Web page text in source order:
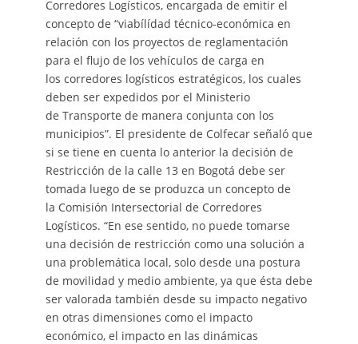
Corredores Logísticos, encargada de emitir el
concepto de “viabílídad técnico-económica en
relación con los proyectos de reglamentación
para el flujo de los vehículos de carga en
los corredores logísticos estratégicos, los cuales
deben ser expedidos por el Ministerio
de Transporte de manera conjunta con los
municipios”. El presidente de Colfecar señaló que
si se tiene en cuenta lo anterior la decisión de
Restricción de la calle 13 en Bogotá debe ser
tomada luego de se produzca un concepto de
la Comisión Intersectorial de Corredores
Logísticos. “En ese sentido, no puede tomarse
una decisión de restricción como una solución a
una problemática local, solo desde una postura
de movilidad y medio ambiente, ya que ésta debe
ser valorada también desde su impacto negativo
en otras dimensiones como el impacto
económico, el impacto en las dinámicas